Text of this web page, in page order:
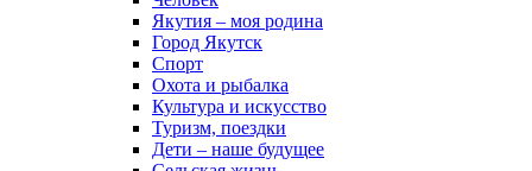
Якутия – моя родина
Город Якутск
Спорт
Охота и рыбалка
Культура и искусство
Туризм, поездки
Дети – наше будущее